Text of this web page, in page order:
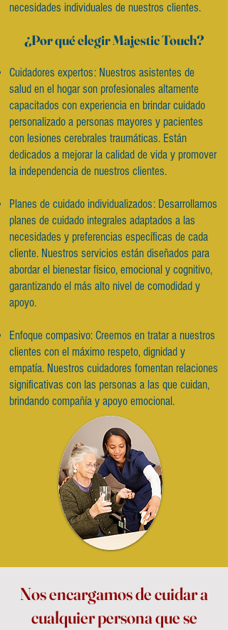
necesidades individuales de nuestros clientes.
¿Por qué elegir Majestic Touch?
Cuidadores expertos: Nuestros asistentes de
salud en el hogar son profesionales altamente
capacitados con experiencia en brindar cuidado
personalizado a personas mayores y pacientes
con lesiones cerebrales traumáticas. Están
dedicados a mejorar la calidad de vida y promover
la independencia de nuestros clientes.
Planes de cuidado individualizados: Desarrollamos
planes de cuidado integrales adaptados a las
necesidades y preferencias específicas de cada
cliente. Nuestros servicios están diseñados para
abordar el bienestar físico, emocional y cognitivo,
garantizando el más alto nivel de comodidad y
apoyo.
Enfoque compasivo: Creemos en tratar a nuestros
clientes con el máximo respeto, dignidad y
empatía. Nuestros cuidadores fomentan relaciones
significativas con las personas a las que cuidan,
brindando compañía y apoyo emocional.
Nos encargamos de cuidar a
cualquier persona que se